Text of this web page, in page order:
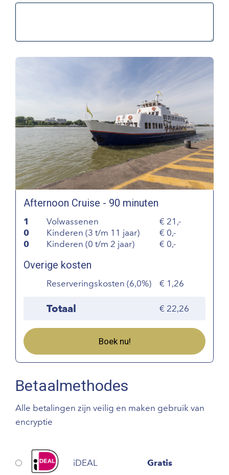
Afternoon Cruise - 90 minuten
1 Volwassenen
21,-
0
Kinderen (3 t/m 11 jaar)
0,-
0
Kinderen (0 t/m 2 jaar) 0,-
Overige kosten
Reserveringskosten (6,0%) 1,26
Totaal 22,26
Boek nu!
Betaalmethodes
Alle betalingen zijn veilig en maken gebruik van
encryptie
iDEAL Gratis